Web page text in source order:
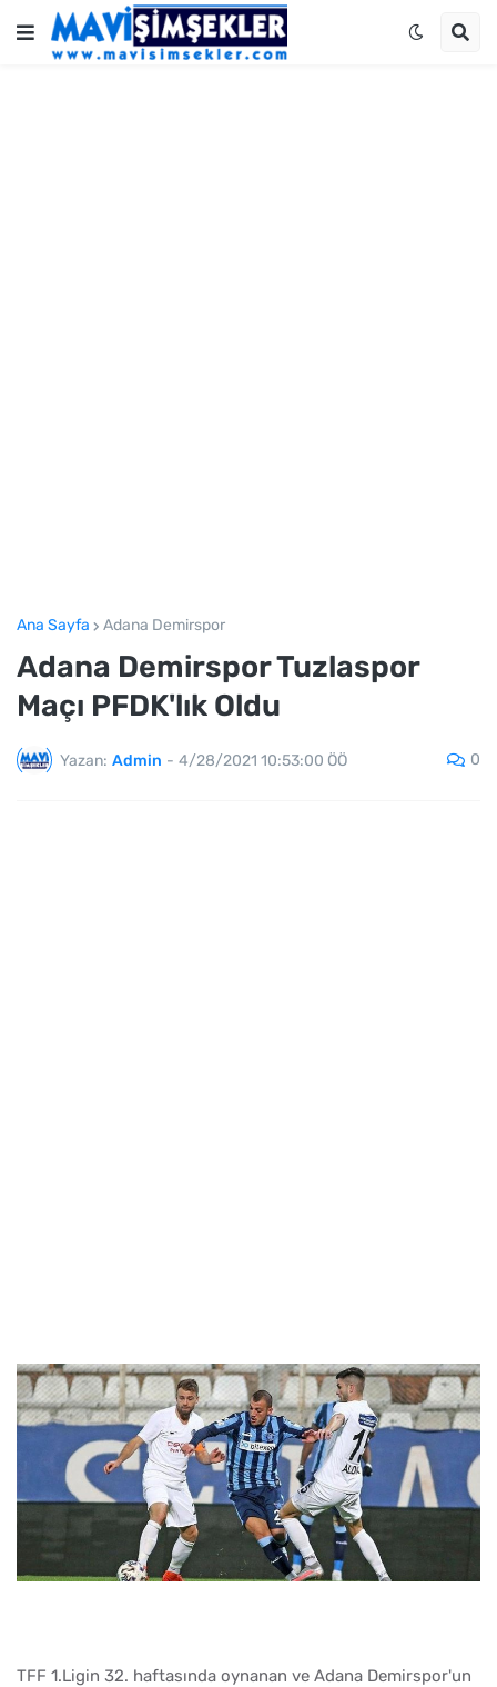
Ana Sayfa Adana Demirspor
Adana Demirspor Tuzlaspor
Maçı PFDK'lık Oldu
Yazan: Admin - 4/28/2021 10:53:00 ÖÖ 0
TFF 1.Ligin 32. haftasında oynanan ve Adana Demirspor'un